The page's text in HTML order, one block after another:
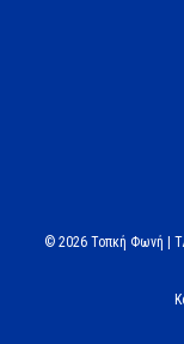
© 2026 Τοπκή Φωνή |